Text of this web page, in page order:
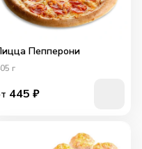
Пепперони
г
445 ₽